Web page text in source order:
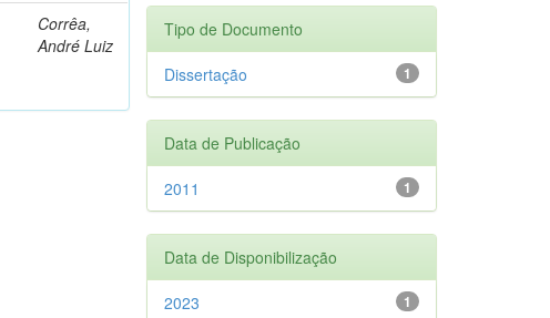
Corrêa,
André Luiz
Tipo de Documento
1
Dissertação
Data de Publicação
1
2011
Data de Disponibilização
1
2023